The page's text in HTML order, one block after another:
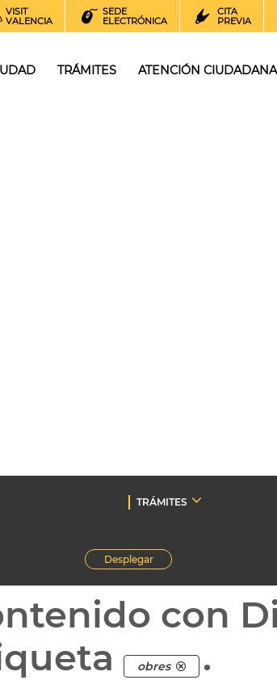
VISIT
VALENCIA
SEDE
ELECTRÓNICA
CITA
PREVIA
TRÁMITES ATENCIÓN CIUDADANA
TRÁMITES
Desplegar
con
obres .